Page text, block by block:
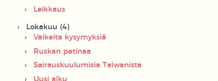
Leikkaus
Lokakuu (4)
Vaikeita kysymyksiä
Ruskan patinaa
Sairauskuulumisia Taiwanista
Uusi alku